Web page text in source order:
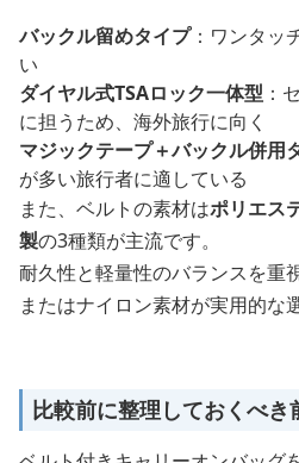
バックル留めタイプ：ワンタッ
い
ダイヤル式TSAロック一体型 ：
に担うため、海外旅行に向く
マジックテープ＋バックル併用
が多い旅行者に適している
また、ベルトの素材はポリエス
製の3種類が主流です。
耐久性と軽量性のバランスを重
またはナイロン素材が実用的な
比較前に整理しておくべき